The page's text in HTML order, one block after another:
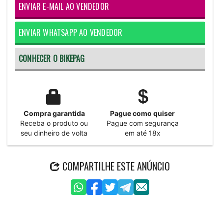
ENVIAR E-MAIL AO VENDEDOR
ENVIAR WHATSAPP AO VENDEDOR
CONHECER O BIKEPAG
Compra garantida
Receba o produto ou
seu dinheiro de volta
Pague como quiser
Pague com segurança
em até 18x
COMPARTILHE ESTE ANÚNCIO